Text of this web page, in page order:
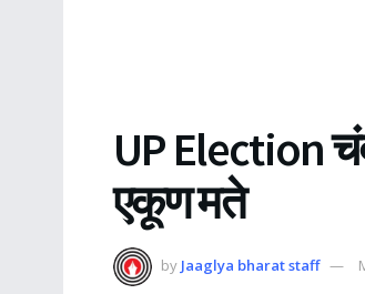
UP Election
एकूण मते
by Jaaglya bharat staff